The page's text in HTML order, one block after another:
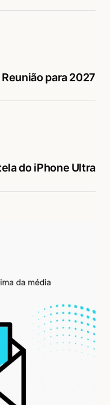
para 2027
do iPhone Ultra